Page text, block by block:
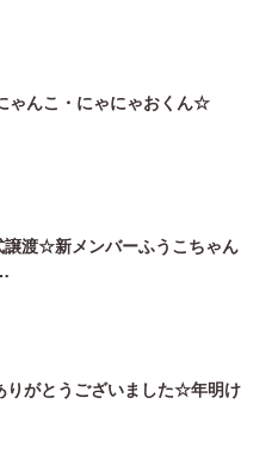
んこ・にゃにゃおくん☆
譲渡☆新メンバーふうこちゃん
りがとうございました☆年明け